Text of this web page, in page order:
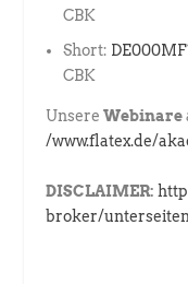
CBK
Short:
CBK
UnsereWebinare
/www.flatex.de/
DISCLAIMER:
broker/